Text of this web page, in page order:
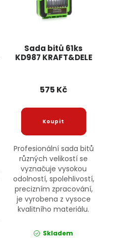
Sada bitů 61ks
KD987 KRAFT&DELE
575 Kč
Profesionální sada bitů
různých velikostí se
vyznačuje vysokou
odolností, spolehlivostí,
precizním zpracování,
je vyrobena z vysoce
kvalitního materiálu.
Skladem